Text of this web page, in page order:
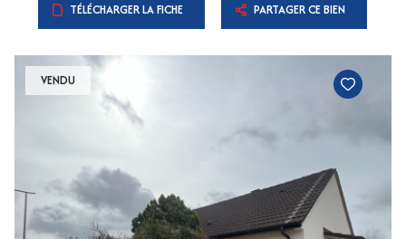
TÉLÉCHARGER LA FICHE PARTAGER CE BIEN
VENDU